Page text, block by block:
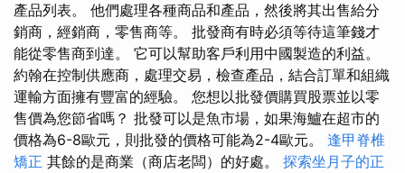
產品列表。 他們處理各種商品和產品，然後將其出售給分
銷商，經銷商，零售商等。 批發商有時必須等待這筆錢才
能從零售商到達。 它可以幫助客戶利用中國製造的利益。
約翰在控制供應商，處理交易，檢查產品，結合訂單和組織
運輸方面擁有豐富的經驗。 您想以批發價購買股票並以零
售價為您節省嗎？ 批發可以是魚市場，如果海鱸在超市的
價格為6-8歐元，則批發的價格可能為2-4歐元。 逢甲脊椎
矯正 其餘的是商業（商店老闆）的好處。 探索坐月子的正